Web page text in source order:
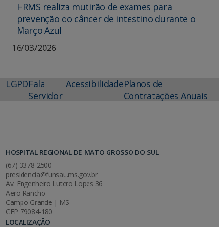
HRMS realiza mutirão de exames para
prevenção do câncer de intestino durante o
Março Azul
16/03/2026
LGPDFala
Servidor
AcessibilidadePlanos de
Contratações Anuais
HOSPITAL REGIONAL DE MATO GROSSO DO SUL
(67) 3378-2500
presidencia@funsau.ms.gov.br
Av. Engenheiro Lutero Lopes 36
Aero Rancho
Campo Grande | MS
CEP 79084-180
LOCALIZAÇÃO